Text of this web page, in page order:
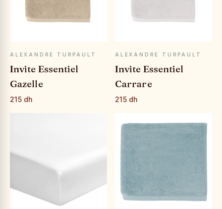
APERÇU RAPIDE
ALEXANDRE TURPAULT
Invite Essentiel
Gazelle
215 dh
APERÇU RAPIDE
ALEXANDRE TURPAULT
Invite Essentiel
Carrare
215 dh